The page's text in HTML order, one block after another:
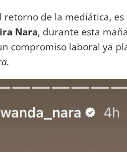
retorno de la mediática,
Nara, durante esta
compromiso laboral ya